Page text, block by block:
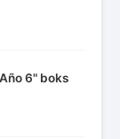
6" boks